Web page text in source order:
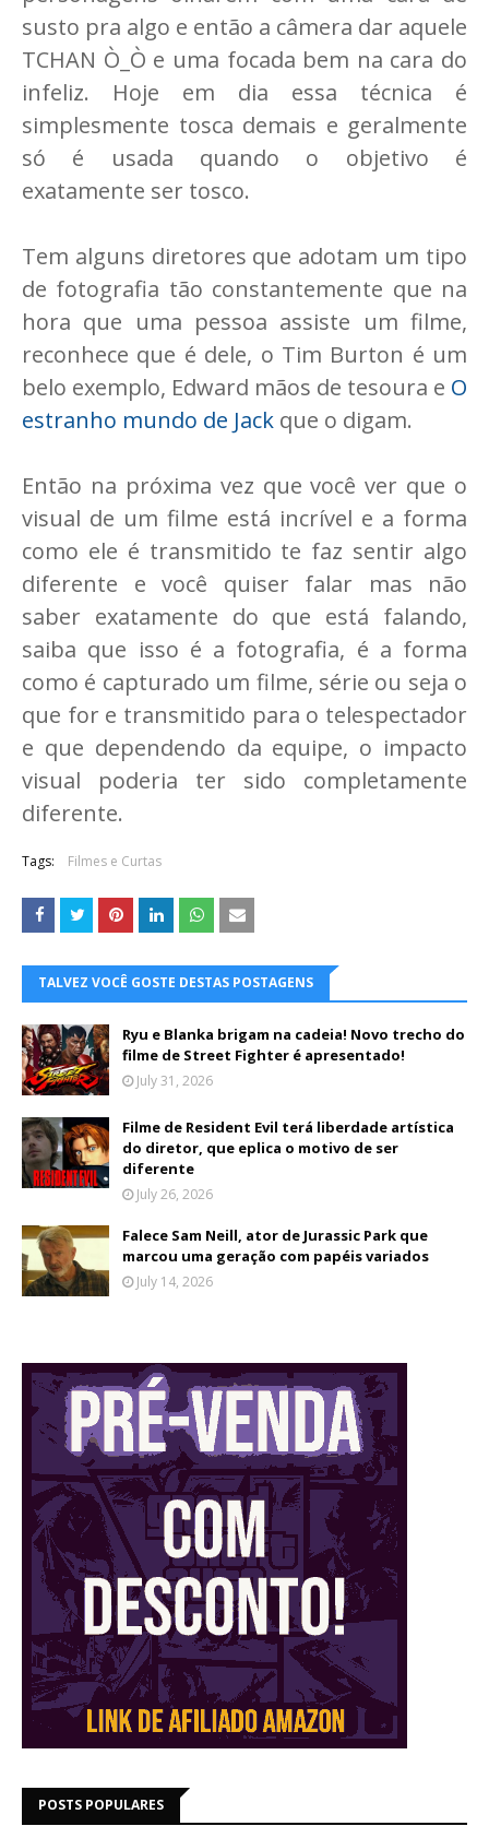
susto pra algo e então a câmera dar aquele
TCHAN Ò_Ò e uma focada bem na cara do
infeliz. Hoje em dia essa técnica é
simplesmente tosca demais e geralmente
só é usada quando o objetivo é
exatamente ser tosco.
Tem alguns diretores que adotam um tipo
de fotografia tão constantemente que na
hora que uma pessoa assiste um filme,
reconhece que é dele, o Tim Burton é um
belo exemplo, Edward mãos de tesoura e O
estranho mundo de Jack que o digam.
Então na próxima vez que você ver que o
visual de um filme está incrível e a forma
como ele é transmitido te faz sentir algo
diferente e você quiser falar mas não
saber exatamente do que está falando,
saiba que isso é a fotografia, é a forma
como é capturado um filme, série ou seja o
que for e transmitido para o telespectador
e que dependendo da equipe, o impacto
visual poderia ter sido completamente
diferente.
Tags: Filmes e Curtas
TALVEZ VOCÊ GOSTE DESTAS POSTAGENS
Ryu e Blanka brigam na cadeia! Novo trecho do
filme de Street Fighter é apresentado!
July 31, 2026
Filme de Resident Evil terá liberdade artística
do diretor, que eplica o motivo de ser
diferente
July 26, 2026
Falece Sam Neill, ator de Jurassic Park que
marcou uma geração com papéis variados
July 14, 2026
POSTS POPULARES